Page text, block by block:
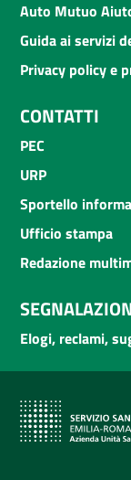
Auto Mutuo
Guida ai servizi
Privacy policy e
CONTATTI
PEC
URP
Sportello
Ufficio stampa
Redazione
Elogi, reclami,